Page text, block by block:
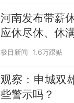
河南发布带薪
应休尽休、休
天+周末+年假”
极目新闻 1.6万跟贴
观察：申城双
些警示吗？